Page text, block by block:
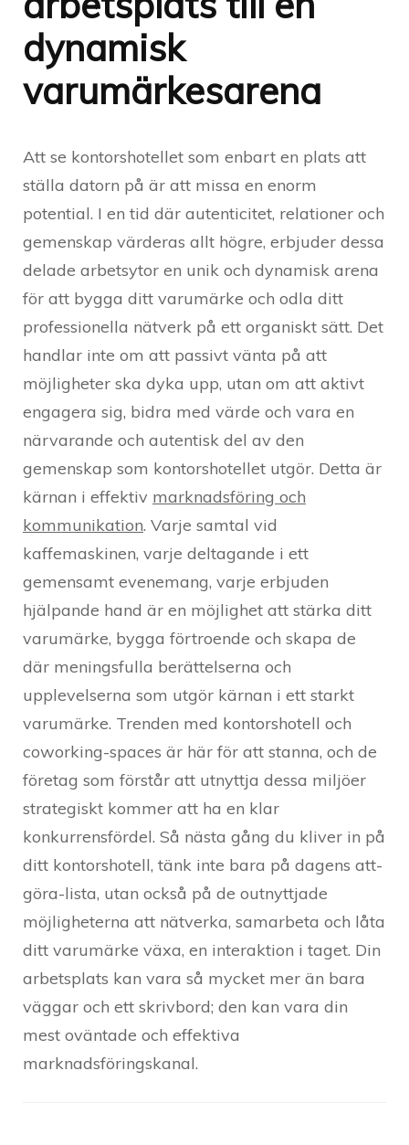
dynamisk
varumärkesarena
Att se kontorshotellet som enbart en plats att
ställa datorn på är att missa en enorm
potential. I en tid där autenticitet, relationer och
gemenskap värderas allt högre, erbjuder dessa
delade arbetsytor en unik och dynamisk arena
för att bygga ditt varumärke och odla ditt
professionella nätverk på ett organiskt sätt. Det
handlar inte om att passivt vänta på att
möjligheter ska dyka upp, utan om att aktivt
engagera sig, bidra med värde och vara en
närvarande och autentisk del av den
gemenskap som kontorshotellet utgör. Detta är
kärnan i effektiv marknadsföring och
kommunikation. Varje samtal vid
kaffemaskinen, varje deltagande i ett
gemensamt evenemang, varje erbjuden
hjälpande hand är en möjlighet att stärka ditt
varumärke, bygga förtroende och skapa de
där meningsfulla berättelserna och
upplevelserna som utgör kärnan i ett starkt
varumärke. Trenden med kontorshotell och
coworking-spaces är här för att stanna, och de
företag som förstår att utnyttja dessa miljöer
strategiskt kommer att ha en klar
konkurrensfördel. Så nästa gång du kliver in på
ditt kontorshotell, tänk inte bara på dagens att-
göra-lista, utan också på de outnyttjade
möjligheterna att nätverka, samarbeta och låta
ditt varumärke växa, en interaktion i taget. Din
arbetsplats kan vara så mycket mer än bara
väggar och ett skrivbord; den kan vara din
mest oväntade och effektiva
marknadsföringskanal.